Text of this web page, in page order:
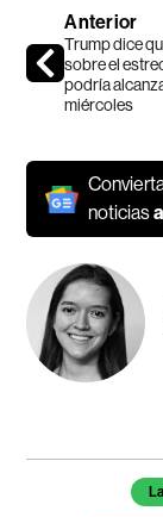
Anterior
Trump dice
sobre el
podría
miércoles
noticias
Temas de